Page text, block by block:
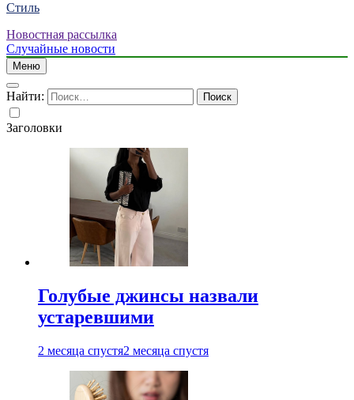
Стиль
Новостная рассылка
Случайные новости
Меню
Найти:
Заголовки
Голубые джинсы назвали
устаревшими
2 месяца спустя2 месяца спустя